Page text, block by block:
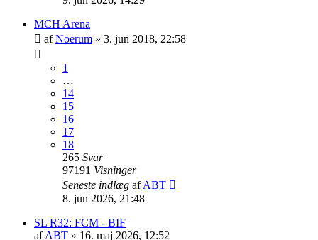
MCH Arena
afNoerum » 3. jun 2018, 22:58
1
…
14
15
16
17
18
265 Svar
97191 Visninger
Seneste indlæg afABT
8. jun 2026, 21:48
SL R32: FCM - BIF
afABT » 16. maj 2026, 12:52